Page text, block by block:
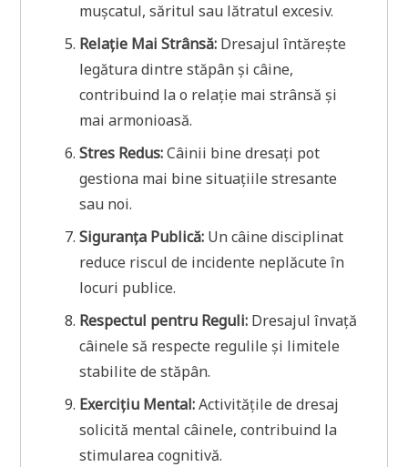
mușcatul, săritul sau lătratul excesiv.
Relație Mai Strânsă: Dresajul întărește
legătura dintre stăpân și câine,
contribuind la o relație mai strânsă și
mai armonioasă.
Stres Redus:Câinii bine dresați pot
gestiona mai bine situațiile stresante
sau noi.
Siguranța Publică: Un câine disciplinat
reduce riscul de incidente neplăcute în
locuri publice.
Respectul pentru Reguli: Dresajul învață
câinele să respecte regulile și limitele
stabilite de stăpân.
Exercițiu Mental:Activitățile de dresaj
solicită mental câinele, contribuind la
stimularea cognitivă.